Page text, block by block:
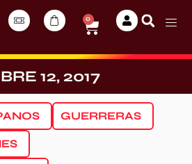
0
12, 2017
GUERRERAS